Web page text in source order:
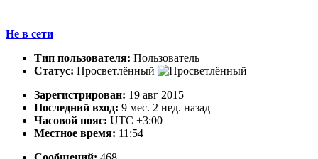
Не в сети
Тип пользователя: Пользователь
Статус: Просветлённый
Зарегистрирован: 19 авг 2015
Последний вход: 9 мес. 2 нед. назад
Часовой пояс: UTC +3:00
Местное время: 11:54